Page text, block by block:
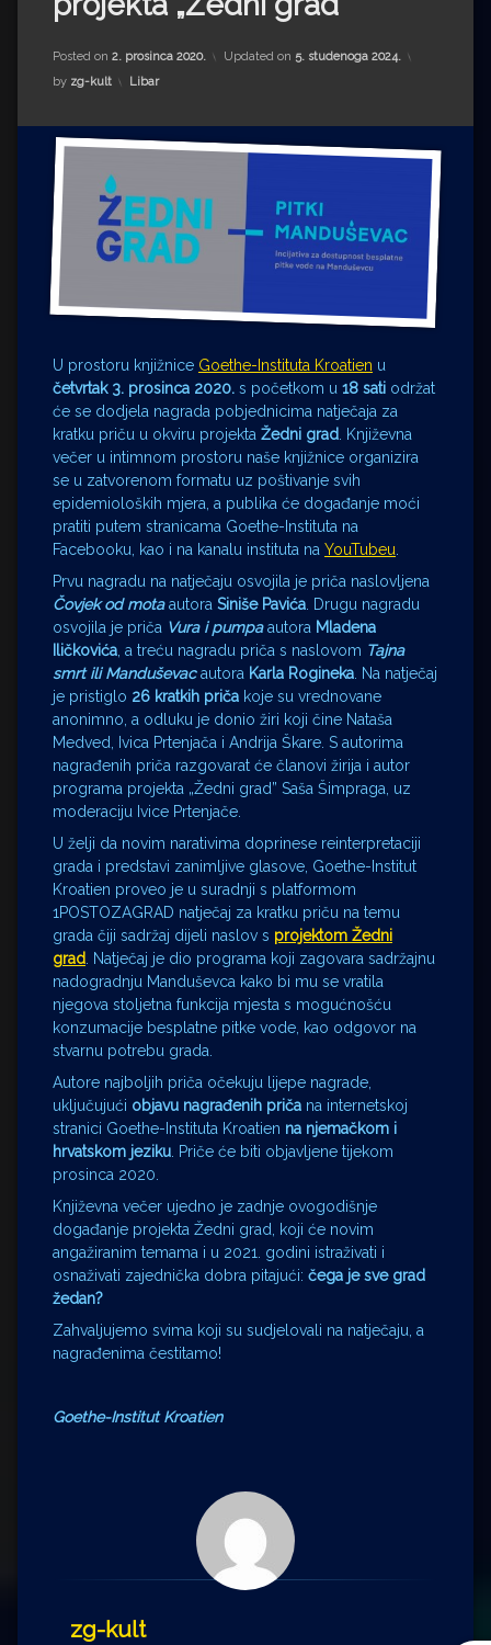
Impressum
Milenko Strižak
Drugi autori
Drugi autori
Ljiljana Lekanić-Kljaić
Željko Krznarić
Mario Lovreković
Miroslav Šantek
Posted on 2. prosinca 2020. Updated on 5. studenoga 2024.
by zg-kult Kategorije:
Libar
U prostoru knjižnice Goethe-Instituta Kroatien u
četvrtak 3. prosinca 2020. s početkom u 18 sati održat
će se dodjela nagrada pobjednicima natječaja za
kratku priču u okviru projekta Žedni grad. Književna
večer u intimnom prostoru naše knjižnice organizira
se u zatvorenom formatu uz poštivanje svih
epidemioloških mjera, a publika će događanje moći
pratiti putem stranicama Goethe-Instituta na
Facebooku, kao i na kanalu instituta na YouTubeu.
Prvu nagradu na natječaju osvojila je priča naslovljena
Čovjek od motaautora Siniše Pavića. Drugu nagradu
osvojila je priča Vura i pumpaautora Mladena
Iličkovića, a treću nagradu priča s naslovom Tajna
smrt ili Manduševacautora Karla Rogineka. Na natječaj
je pristiglo 26 kratkih priča koje su vrednovane
anonimno, a odluku je donio žiri koji čine Nataša
Medved, Ivica Prtenjača i Andrija Škare. S autorima
nagrađenih priča razgovarat će članovi žirija i autor
programa projekta „Žedni grad” Saša Šimpraga, uz
moderaciju Ivice Prtenjače.
U želji da novim narativima doprinese reinterpretaciji
grada i predstavi zanimljive glasove, Goethe-Institut
Kroatien proveo je u suradnji s platformom
1POSTOZAGRAD natječaj za kratku priču na temu
grada čiji sadržaj dijeli naslov s projektom Žedni
grad. Natječaj je dio programa koji zagovara sadržajnu
nadogradnju Manduševca kako bi mu se vratila
njegova stoljetna funkcija mjesta s mogućnošću
konzumacije besplatne pitke vode, kao odgovor na
stvarnu potrebu grada.
Autore najboljih priča očekuju lijepe nagrade,
uključujući objavu nagrađenih priča na internetskoj
stranici Goethe-Instituta Kroatien na njemačkom i
hrvatskom jeziku. Priče će biti objavljene tijekom
prosinca 2020.
Književna večer ujedno je zadnje ovogodišnje
događanje projekta Žedni grad, koji će novim
angažiranim temama i u 2021. godini istraživati i
osnaživati zajednička dobra pitajući: čega je sve grad
žedan?
Zahvaljujemo svima koji su sudjelovali na natječaju, a
nagrađenima čestitamo!
Goethe-Institut Kroatien
zg-kult